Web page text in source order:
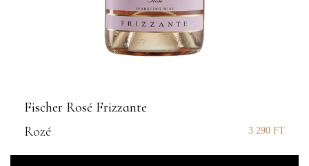
Fischer Rosé Frizzante
Rozé
3 290 FT